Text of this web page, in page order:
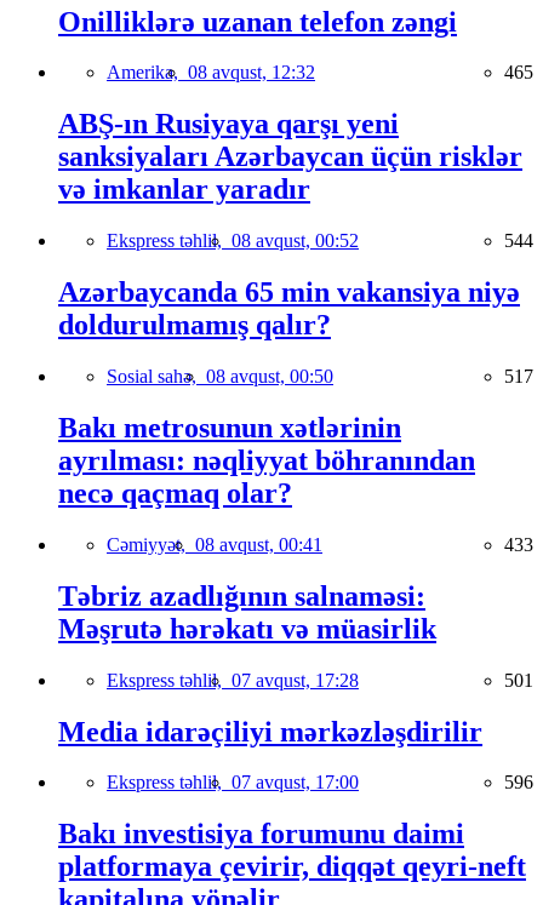
Onilliklərə uzanan telefon zəngi
Amerika, 08 avqust, 12:32 465
ABŞ-ın Rusiyaya qarşı yeni
sanksiyaları Azərbaycan üçün risklər
və imkanlar yaradır
Ekspress təhlil, 08 avqust, 00:52 544
Azərbaycanda 65 min vakansiya niyə
doldurulmamış qalır?
Sosial sahə, 08 avqust, 00:50 517
Bakı metrosunun xətlərinin
ayrılması: nəqliyyat böhranından
necə qaçmaq olar?
Cəmiyyət, 08 avqust, 00:41 433
Təbriz azadlığının salnaməsi:
Məşrutə hərəkatı və müasirlik
Ekspress təhlil, 07 avqust, 17:28 501
Media idarəçiliyi mərkəzləşdirilir
Ekspress təhlil, 07 avqust, 17:00 596
Bakı investisiya forumunu daimi
platformaya çevirir, diqqət qeyri-neft